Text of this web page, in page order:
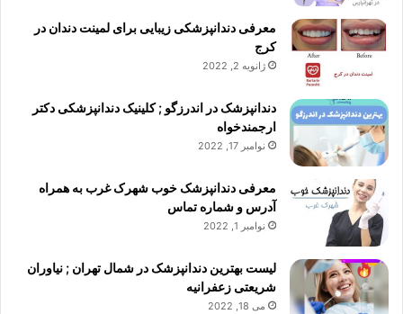
معرفی دندانپزشکی زیبایی برای لمینت دندان در
کرج
ژانویه 2, 2022
دندانپزشک در اندرزگو ; کلینیک دندانپزشکی دکتر
ارجمندخواه
نوامبر 17, 2022
معرفی دندانپزشک خوب شهرک غرب به همراه
آدرس و شماره تماس
نوامبر 1, 2022
لیست بهترین دندانپزشک در شمال تهران ; نیاوران
شریعتی زعفرانیه
می 18, 2022